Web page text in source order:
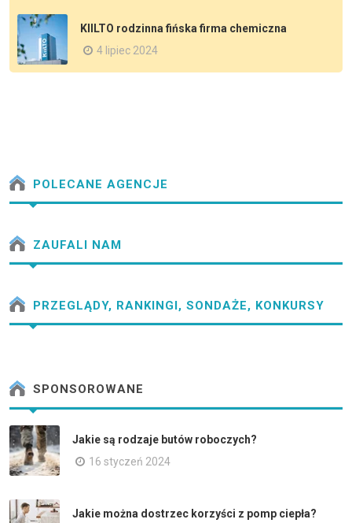
KIILTO rodzinna fińska firma chemiczna
4 lipiec 2024
POLECANE AGENCJE
ZAUFALI NAM
PRZEGLĄDY, RANKINGI, SONDAŻE, KONKURSY
SPONSOROWANE
Jakie są rodzaje butów roboczych?
16 styczeń 2024
Jakie można dostrzec korzyści z pomp ciepła?